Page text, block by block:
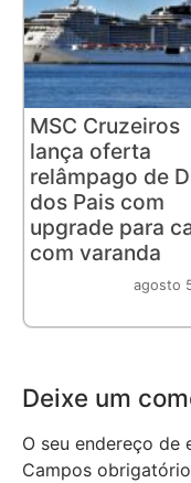
MSC Cruzeiros
lança oferta
relâmpago de
dos Pais com
upgrade para
com varanda
agosto
Deixe um
O seu endereço de
Campos